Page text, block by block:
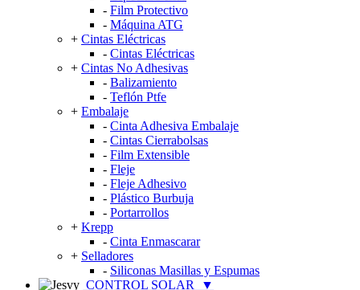
- Film Protectivo
- Máquina ATG
+ Cintas Eléctricas
- Cintas Eléctricas
+ Cintas No Adhesivas
- Balizamiento
- Teflón Ptfe
+ Embalaje
- Cinta Adhesiva Embalaje
- Cintas Cierrabolsas
- Film Extensible
- Fleje
- Fleje Adhesivo
- Plástico Burbuja
- Portarrollos
+ Krepp
- Cinta Enmascarar
+ Selladores
- Siliconas Masillas y Espumas
CONTROL SOLAR
▼